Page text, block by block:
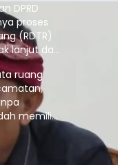
DPRD
proses
(RDTR)
lanjut dari
ruang
memiliki